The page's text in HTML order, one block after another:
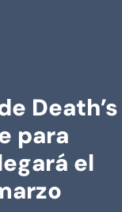
Death’s
para
el